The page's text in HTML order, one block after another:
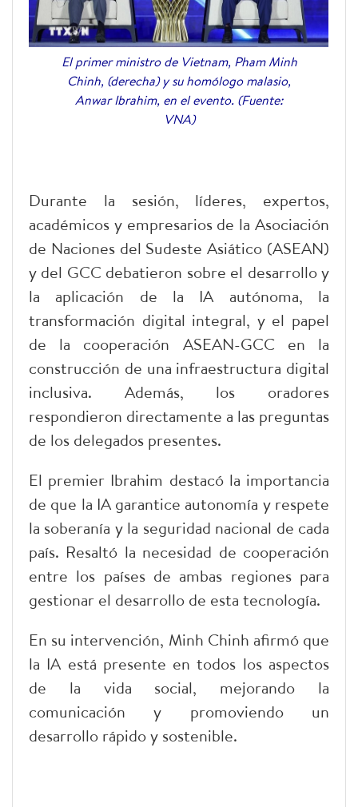
El primer ministro de Vietnam, Pham Minh
Chinh, (derecha) y su homólogo malasio,
Anwar Ibrahim, en el evento. (Fuente:
VNA)
Durante la sesión, líderes, expertos,
académicos y empresarios de la Asociación
de Naciones del Sudeste Asiático (ASEAN)
y del GCC debatieron sobre el desarrollo y
la aplicación de la IA autónoma, la
transformación digital integral, y el papel
de la cooperación ASEAN-GCC en la
construcción de una infraestructura digital
inclusiva. Además, los oradores
respondieron directamente a las preguntas
de los delegados presentes.
El premier Ibrahim destacó la importancia
de que la IA garantice autonomía y respete
la soberanía y la seguridad nacional de cada
país. Resaltó la necesidad de cooperación
entre los países de ambas regiones para
gestionar el desarrollo de esta tecnología.
En su intervención, Minh Chinh afirmó que
la IA está presente en todos los aspectos
de la vida social, mejorando la
comunicación y promoviendo un
desarrollo rápido y sostenible.